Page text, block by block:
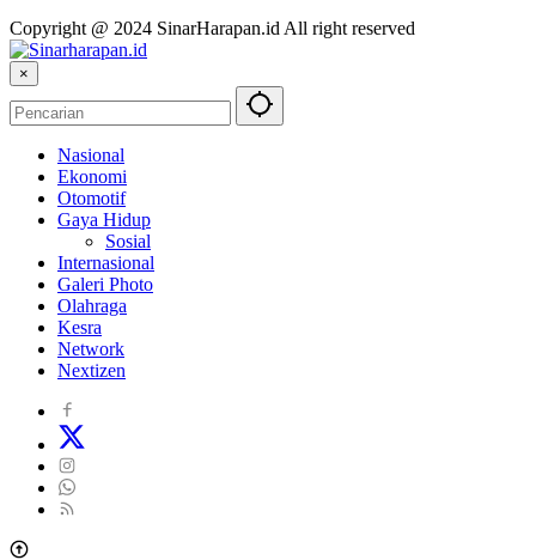
Copyright @ 2024 SinarHarapan.id All right reserved
×
Nasional
Ekonomi
Otomotif
Gaya Hidup
Sosial
Internasional
Galeri Photo
Olahraga
Kesra
Network
Nextizen